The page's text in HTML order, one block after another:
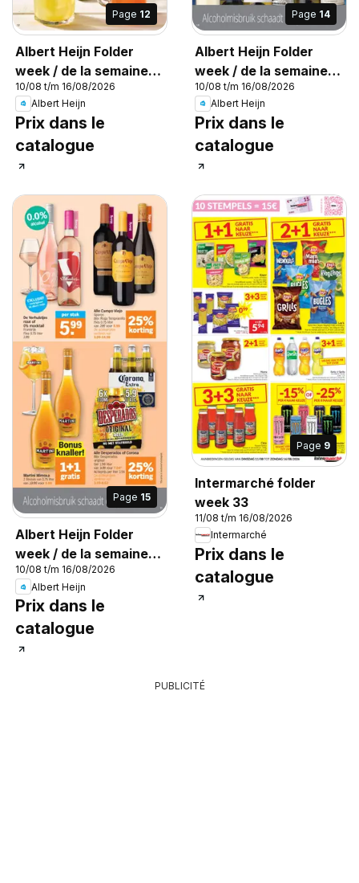
Page 12
Albert Heijn Folder
week / de la semaine
33
10/08 t/m 16/08/2026
Albert Heijn
Prix dans le
catalogue
Page 14
Albert Heijn Folder
week / de la semaine
33
10/08 t/m 16/08/2026
Albert Heijn
Prix dans le
catalogue
Page 15
Albert Heijn Folder
week / de la semaine
33
10/08 t/m 16/08/2026
Albert Heijn
Prix dans le
catalogue
Page 9
Intermarché folder
week 33
11/08 t/m 16/08/2026
Intermarché
Prix dans le
catalogue
PUBLICITÉ